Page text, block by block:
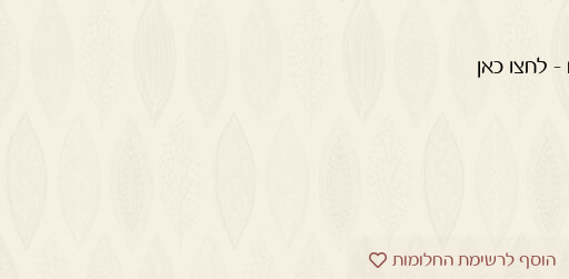
לחצו כאן
הוסף לרשימת החלומות